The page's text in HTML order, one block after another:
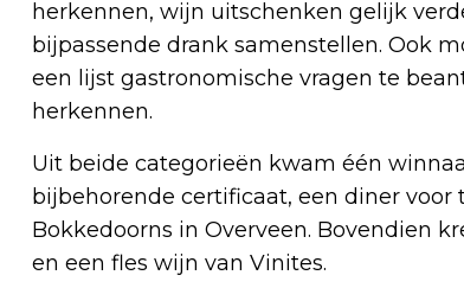
herkennen, wijn uitschenken gelijk
bijpassende drank samenstellen. Ook
een lijst gastronomische vragen te
herkennen.
Uit beide categorieën kwam één
bijbehorende certificaat, een diner
Bokkedoorns in Overveen. Bovendien
en een fles wijn van Vinites.